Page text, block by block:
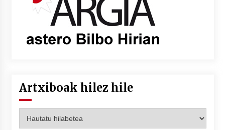
Artxiboak hilez hile
hilez